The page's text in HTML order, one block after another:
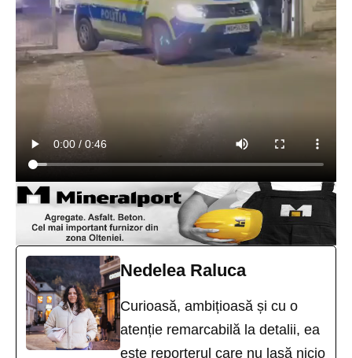
Nedelea Raluca
Curioasă, ambițioasă și cu o
atenție remarcabilă la detalii, ea
este reporterul care nu lasă nicio